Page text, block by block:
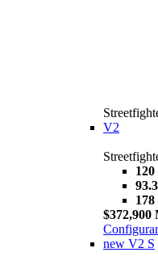
V2
$372,900
Configurar
new V2 S